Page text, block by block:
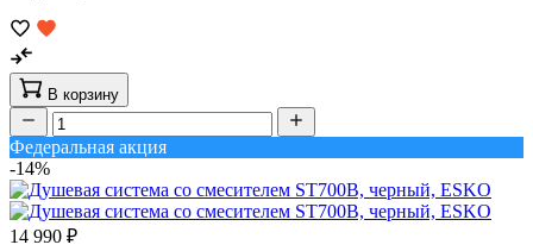
В корзину
Федеральная акция
-14%
14 990 ₽